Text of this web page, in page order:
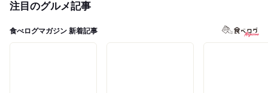
注目のグルメ記事
食べログマガジン 新着記事